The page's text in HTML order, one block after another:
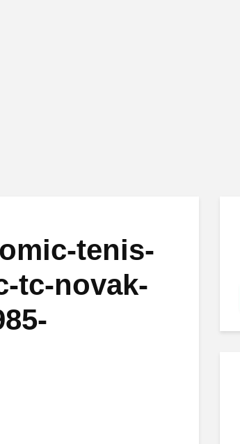
tenis-
tc-novak-